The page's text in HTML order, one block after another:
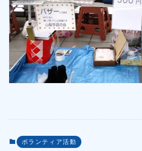
ボランティア活動